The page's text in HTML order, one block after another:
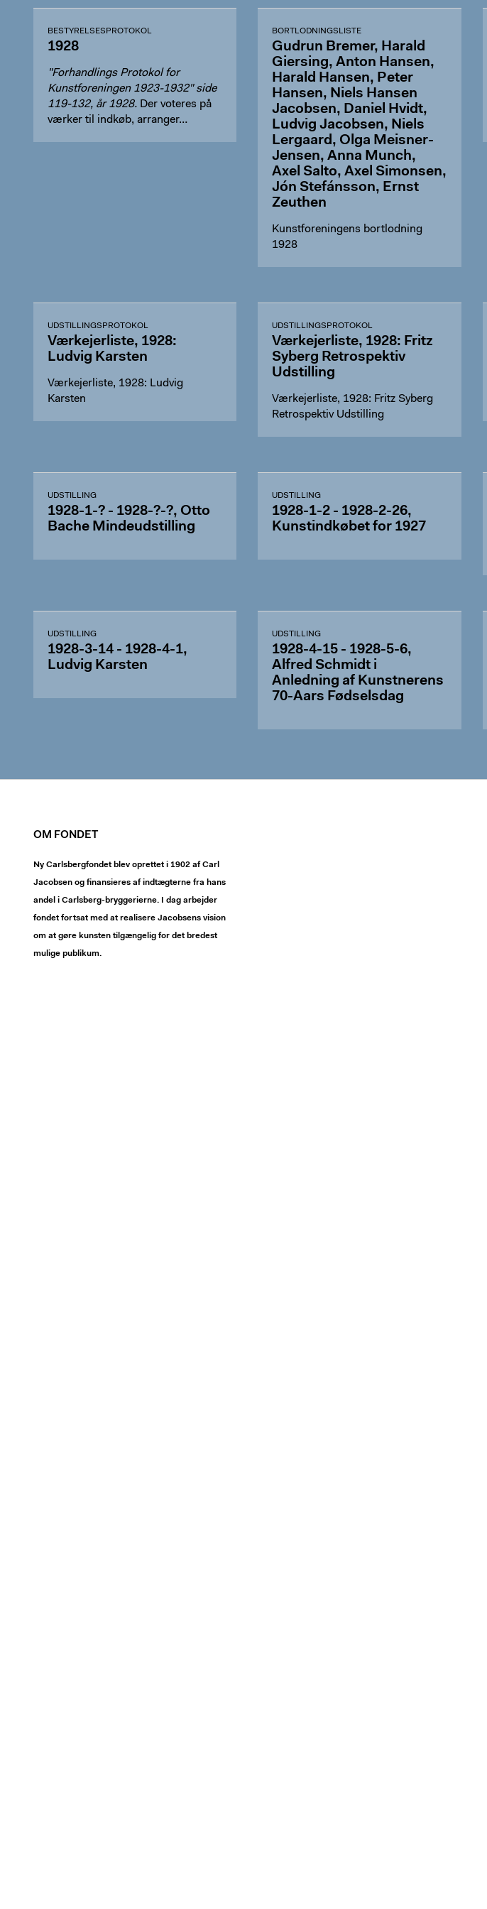
BESTYRELSESPROTOKOL
1928
"Forhandlings Protokol for
Kunstforeningen 1923-1932" side
119-132, år 1928. Der voteres på
værker til indkøb, arranger…
BORTLODNINGSLISTE
Gudrun Bremer, Harald
Giersing, Anton Hansen,
Harald Hansen, Peter
Hansen, Niels Hansen
Jacobsen, Daniel Hvidt,
Ludvig Jacobsen, Niels
Lergaard, Olga Meisner-
Jensen, Anna Munch,
Axel Salto, Axel Simonsen,
Jón Stefánsson, Ernst
Zeuthen
Kunstforeningens bortlodning
1928
UDSTILLINGSPROTOKOL
Værkejerliste, 1928:
Ludvig Karsten
Værkejerliste, 1928: Ludvig
Karsten
UDSTILLINGSPROTOKOL
Værkejerliste, 1928: Fritz
Syberg Retrospektiv
Udstilling
Værkejerliste, 1928: Fritz Syberg
Retrospektiv Udstilling
UDSTILLING
1928-1-? - 1928-?-?, Otto
Bache Mindeudstilling
UDSTILLING
1928-1-2 - 1928-2-26,
Kunstindkøbet for 1927
UDSTILLING
1928-3-14 - 1928-4-1,
Ludvig Karsten
UDSTILLING
1928-4-15 - 1928-5-6,
Alfred Schmidt i
Anledning af Kunstnerens
70-Aars Fødselsdag
OM FONDET
Ny Carlsbergfondet blev oprettet i 1902 af Carl
Jacobsen og finansieres af indtægterne fra hans
andel i Carlsberg-bryggerierne. I dag arbejder
fondet fortsat med at realisere Jacobsens vision
om at gøre kunsten tilgængelig for det bredest
mulige publikum.